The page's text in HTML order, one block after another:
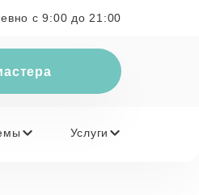
с 9:00 до 21:00
Услуги